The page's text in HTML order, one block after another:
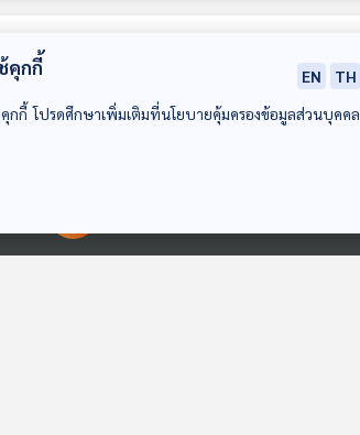
ฟ้องบริษัททำเหมืองค
กัมพูชาเตรียมขอขึ้น
คุกกี้ EN
TH
คุกกี้ โปรดศึกษาเพิ่มเติมที่นโยบายคุ้มครองข้อมูลส่วนบุคคล